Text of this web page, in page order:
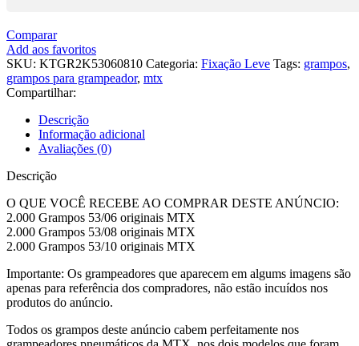
Comparar
Add aos favoritos
SKU: KTGR2K53060810 Categoria: Fixação Leve Tags: grampos,
grampos para grampeador, mtx
Compartilhar:
Descrição
Informação adicional
Avaliações (0)
Descrição
O QUE VOCÊ RECEBE AO COMPRAR DESTE ANÚNCIO:
2.000 Grampos 53/06 originais MTX
2.000 Grampos 53/08 originais MTX
2.000 Grampos 53/10 originais MTX
Importante: Os grampeadores que aparecem em algums imagens são
apenas para referência dos compradores, não estão incuídos nos
produtos do anúncio.
Todos os grampos deste anúncio cabem perfeitamente nos